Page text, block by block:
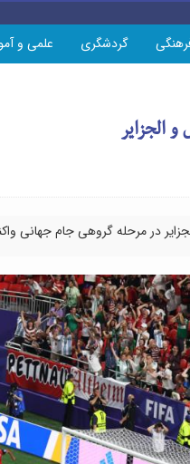
گردشگری علمی و
الجزایر
در مرحله گروهی جام جهانی